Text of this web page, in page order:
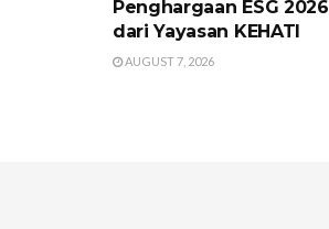
Penghargaan ESG 2026
dari Yayasan KEHATI
AUGUST 7, 2026